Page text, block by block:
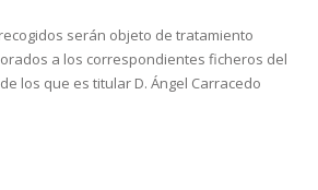
serán objeto de tratamiento
a los correspondientes ficheros del
los que es titular D. Ángel Carracedo